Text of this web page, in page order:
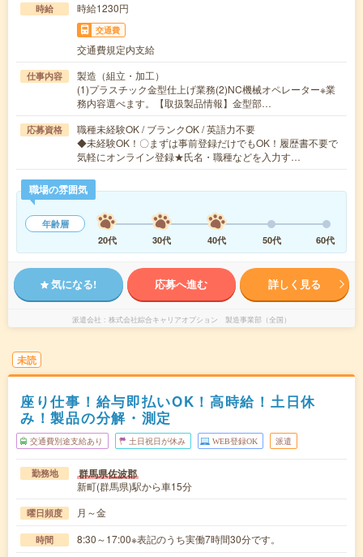
時給 時給1230円
交通費
交通費規定内支給
仕事内容
製造（組立・加工）
(1)プラスチック金型仕上げ業務(2)NC機械オペレーター※業
務内容選べます。【取扱製品情報】金型部…
応募資格
職種未経験OK / ブランクOK / 英語力不要
◆未経験OK！〇まずは事前登録だけでもOK！履歴書不要で
気軽にオンライン登録★氏名・職種などを入力す…
職場の雰囲気
年齢層
20代
30代 40代 50代 60代
気になる! 応募へ進む 詳しく見る
派遣会社 株式会社綜合キャリアオプション 製造事業部（全国）
未読
座り仕事！給与即払いOK！高時給！土日休
み！製品の分解・測定
交通費別途支給あり 土日祝日が休み WEB登録OK 派遣
勤務地 群馬県佐波郡
新町(群馬県)駅から車15分
曜日頻度 月～金
時間 8:30～17:00※表記のうち実働7時間30分です。